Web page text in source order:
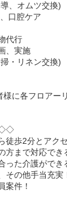
、オムツ交換)
口腔ケア
代行
、実施
・リネン交換)
に各フロアー
◇◇
徒歩2分とアク
方まで対応でき
った介護ができ
その他手当充実
案件！